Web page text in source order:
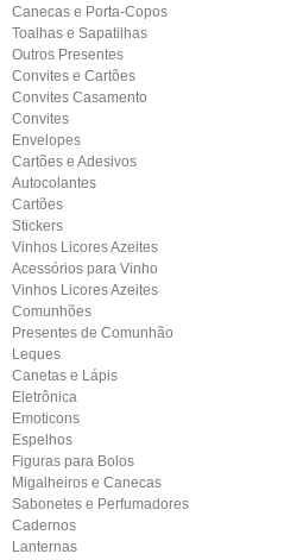
Canecas e Porta-Copos
Toalhas e Sapatilhas
Outros Presentes
Convites e Cartões
Convites Casamento
Convites
Envelopes
Cartões e Adesivos
Autocolantes
Cartões
Stickers
Vinhos Licores Azeites
Acessórios para Vinho
Vinhos Licores Azeites
Comunhões
Presentes de Comunhão
Leques
Canetas e Lápis
Eletrônica
Emoticons
Espelhos
Figuras para Bolos
Migalheiros e Canecas
Sabonetes e Perfumadores
Cadernos
Lanternas